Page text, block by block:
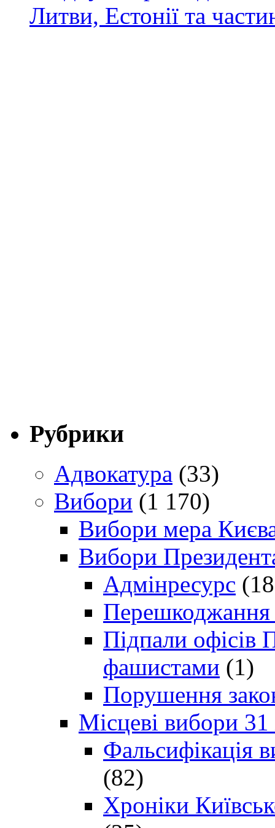
Литви, Естонії та
Рубрики
Адвокатура (33)
Вибори (1 170)
Вибори мера
Вибори
Адмінресурс
Перешкоджання
Підпали офісів
фашистами (1)
Порушення
Місцеві вибори
Фальсифікація
(82)
Хроніки